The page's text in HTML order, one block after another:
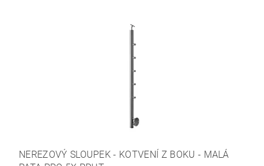
NEREZOVÝ SLOUPEK - KOTVENÍ Z BOKU - MALÁ